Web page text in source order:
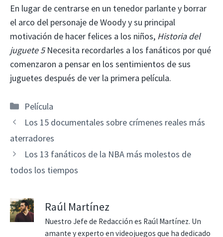
En lugar de centrarse en un tenedor parlante y borrar
el arco del personaje de Woody y su principal
motivación de hacer felices a los niños, Historia del
juguete 5Necesita recordarles a los fanáticos por qué
comenzaron a pensar en los sentimientos de sus
juguetes después de ver la primera película.
Categorías
Película
Los 15 documentales sobre crímenes reales más
aterradores
Los 13 fanáticos de la NBA más molestos de
todos los tiempos
Raúl Martínez
Nuestro Jefe de Redacción es Raúl Martínez. Un
amante y experto en videojuegos que ha dedicado